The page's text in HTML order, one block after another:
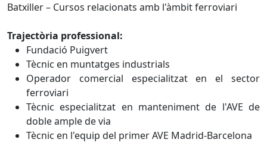
Batxiller – Cursos relacionats amb l'àmbit ferroviari
Trajectòria professional:
Fundació Puigvert
Tècnic en muntatges industrials
Operador comercial especialitzat en el sector
ferroviari
Tècnic especialitzat en manteniment de l'AVE de
doble ample de via
Tècnic en l'equip del primer AVE Madrid-Barcelona